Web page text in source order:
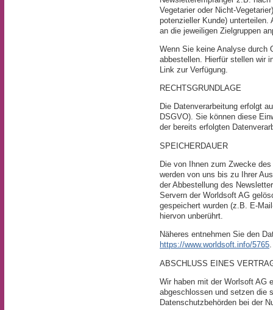
Vegetarier oder Nicht-
potenzieller Kunde)
an die jeweiligen Zielgruppen
Wenn Sie keine Analyse durch
abbestellen. Hierfür stellen wir
Link zur Verfügung.
RECHTSGRUNDLAGE
Die Datenverarbeitung erfolgt
DSGVO). Sie können diese
der bereits erfolgten
SPEICHERDAUER
Die von Ihnen zum Zwecke
werden von uns bis zu Ihrer
der Abbestellung des
Servern der Worldsoft AG
gespeichert wurden (z.B. E-
hiervon unberührt.
Näheres entnehmen Sie den
https://www.worldsoft.info/5765.
ABSCHLUSS EINES
Wir haben mit der Worlsoft AG
abgeschlossen und setzen die
Datenschutzbehörden bei der